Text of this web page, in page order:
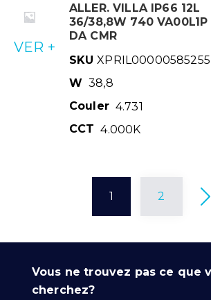
VER +
ALLER. VILLA IP66 12L
36/38,8W 740 VA00L1P
DA CMR
SKU XPRIL00000585255
W 38,8
Couler 4.731
CCT 4.000K
1 2
Vous ne trouvez pas ce que
cherchez?